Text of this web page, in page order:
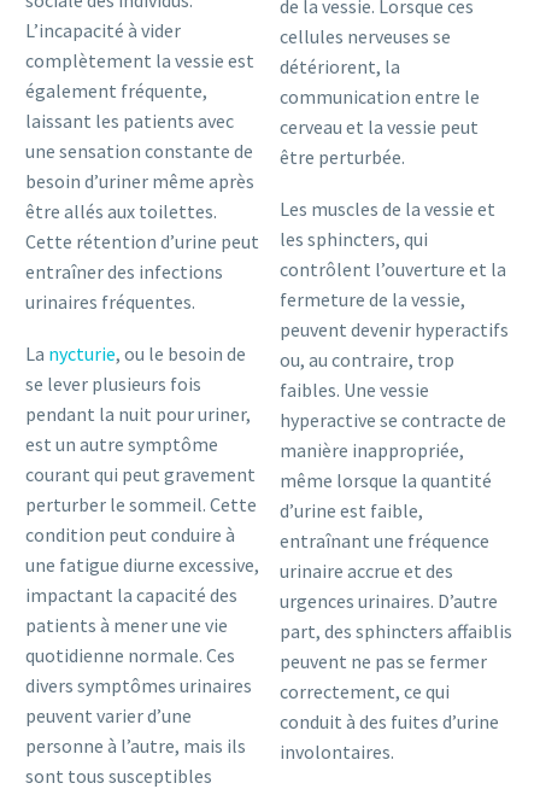
L’incapacité à vider
complètement la vessie est
également fréquente,
laissant les patients avec
une sensation constante de
besoin d’uriner même après
être allés aux toilettes.
Cette rétention d’urine peut
entraîner des infections
urinaires fréquentes.
La nycturie, ou le besoin de
se lever plusieurs fois
pendant la nuit pour uriner,
est un autre symptôme
courant qui peut gravement
perturber le sommeil. Cette
condition peut conduire à
une fatigue diurne excessive,
impactant la capacité des
patients à mener une vie
quotidienne normale. Ces
divers symptômes urinaires
peuvent varier d’une
personne à l’autre, mais ils
sont tous susceptibles
de la vessie. Lorsque ces
cellules nerveuses se
détériorent, la
communication entre le
cerveau et la vessie peut
être perturbée.
Les muscles de la vessie et
les sphincters, qui
contrôlent l’ouverture et la
fermeture de la vessie,
peuvent devenir hyperactifs
ou, au contraire, trop
faibles. Une vessie
hyperactive se contracte de
manière inappropriée,
même lorsque la quantité
d’urine est faible,
entraînant une fréquence
urinaire accrue et des
urgences urinaires. D’autre
part, des sphincters affaiblis
peuvent ne pas se fermer
correctement, ce qui
conduit à des fuites d’urine
involontaires.